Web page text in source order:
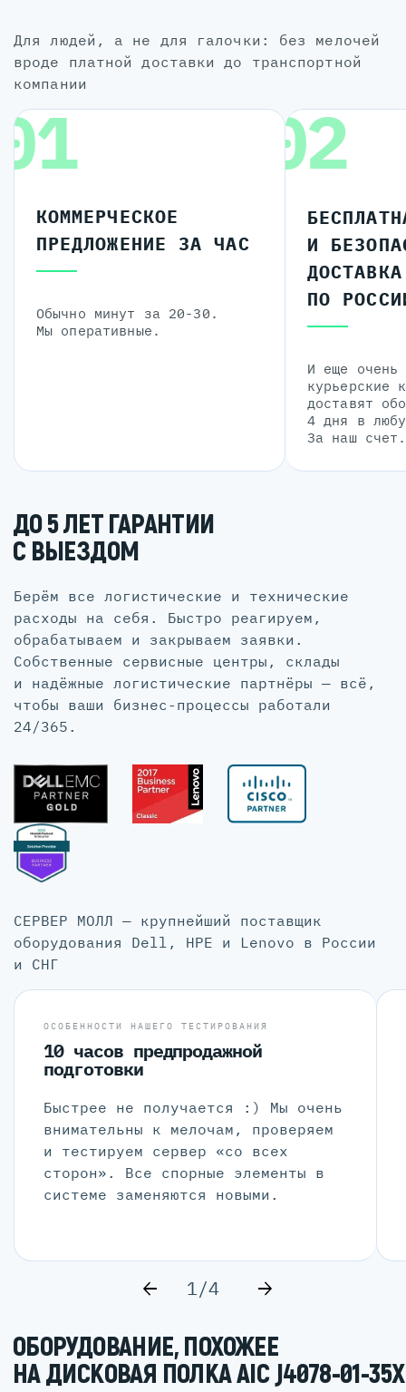
для людей, а не для галочки: без мелочей
вроде платной доставки до транспортной
компании
КОММЕРЧЕСКОЕ
ПРЕДЛОЖЕНИЕ ЗА ЧАС
Обычно минут за 20-30.
Мы оперативные.
02
И
ДОСТАВКА
ПО
И еще очень
курьерские
доставят
4 дня в
За наш счет.
ДО 5 ЛЕТ ГАРАНТИИ
С ВЫЕЗДОМ
Берём все логистические и технические
расходы на себя. Быстро реагируем,
обрабатываем и закрываем заявки.
Собственные сервисные центры, склады
и надёжные логистические партнёры — всё,
чтобы ваши бизнес-процессы работали
24/365.
СЕРВЕР МОЛЛ — крупнейший поставщик
оборудования Dell, HPE и Lenovo в России
и СНГ
ОСОБЕННОСТИ НАШЕГО ТЕСТИРОВАНИЯ
10 часов предпродажной
подготовки
Быстрее не получается :) Мы очень
внимательны к мелочам, проверяем
и тестируем сервер «со всех
сторон». Все спорные элементы в
системе заменяются новыми.
1/4
ОБОРУДОВАНИЕ, ПОХОЖЕЕ
НА ДИСКОВАЯ ПОЛКА AIC J4078-01-